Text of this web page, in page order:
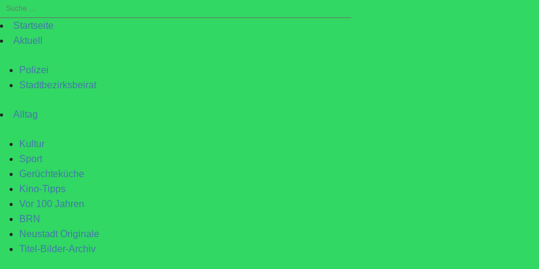
Suche
nach:Startseite
Aktuell
Polizei
Stadtbezirksbeirat
Alltag
Kultur
Sport
Gerüchteküche
Kino-Tipps
Vor 100 Jahren
BRN
Neustadt Originale
Titel-Bilder-Archiv